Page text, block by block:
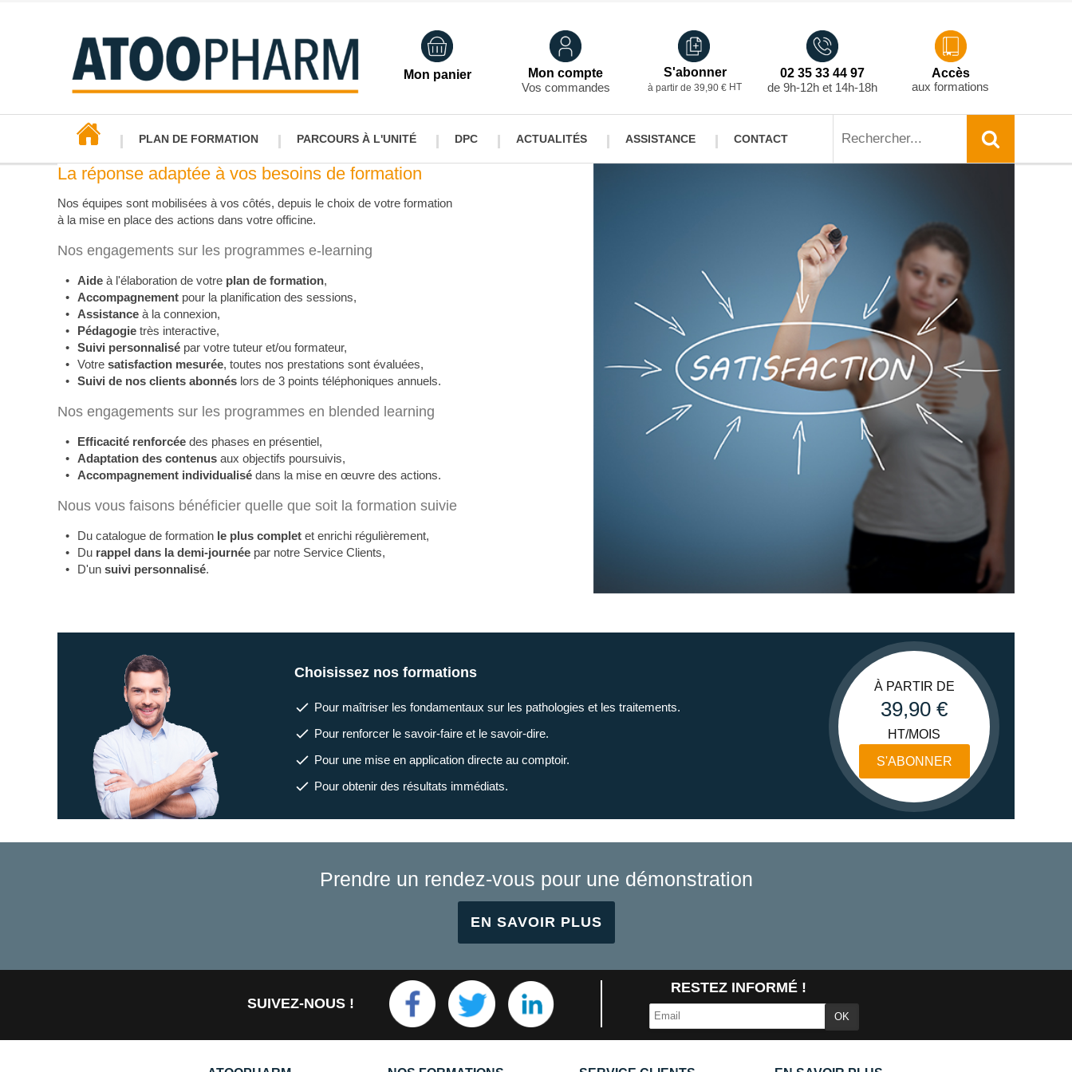
Mon panier Mon compte
Vos commandes
S'abonner
à partir de 39,90 € HT
02 35 33 44 97
de 9h-12h et 14h-18h
Accès
aux formations
PLAN DE FORMATION PARCOURS À L'UNITÉ
Nos parcours à l'unité
Parcours à l'unité Titulaires
Parcours à l'unité Salariés
DPC ACTUALITÉS ASSISTANCE CONTACT
La réponse adaptée à vos besoins de formation
Nos équipes sont mobilisées à vos côtés, depuis le choix de votre formation
à la mise en place des actions dans votre officine.
Nos engagements sur les programmes e-learning
Aide à l'élaboration de votre plan de formation,
Accompagnement pour la planification des sessions,
Assistance à la connexion,
Pédagogie très interactive,
Suivi personnalisé par votre tuteur et/ou formateur,
Votre satisfaction mesurée, toutes nos prestations sont évaluées,
Suivi de nos clients abonnés lors de 3 points téléphoniques annuels.
Nos engagements sur les programmes en blended learning
Efficacité renforcée des phases en présentiel,
Adaptation des contenus aux objectifs poursuivis,
Accompagnement individualisé dans la mise en œuvre des actions.
Nous vous faisons bénéficier quelle que soit la formation suivie
Du catalogue de formation le plus complet et enrichi régulièrement,
Du rappel dans la demi-journée par notre Service Clients,
D'un suivi personnalisé.
Choisissez nos formations
Pour maîtriser les fondamentaux sur les pathologies et les traitements.
Pour renforcer le savoir-faire et le savoir-dire.
Pour une mise en application directe au comptoir.
Pour obtenir des résultats immédiats.
À PARTIR DE
39,90 €
HT/MOIS
S'ABONNER
Prendre un rendez-vous pour une démonstration
EN SAVOIR PLUS
SUIVEZ-NOUS !
RESTEZ INFORMÉ !